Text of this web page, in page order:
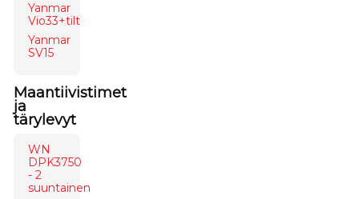
Yanmar
Vio33+tilt
Yanmar
SV15
Maantiivistimet
ja
tärylevyt
WN
DPK3750
- 2
suuntainen